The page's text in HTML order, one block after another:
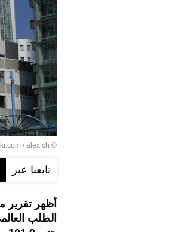
© flickr.com /
alex.ch
تابعنا عبر
أظهر تقرير